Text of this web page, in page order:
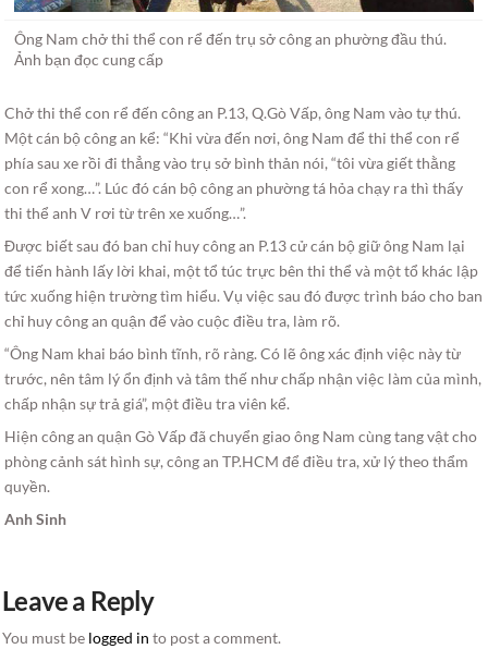
Ông Nam chở thi thể con rể đến trụ sở công an phường đầu thú.
Ảnh bạn đọc cung cấp
Chở thi thể con rể đến công an P.13, Q.Gò Vấp, ông Nam vào tự thú.
Một cán bộ công an kể: “Khi vừa đến nơi, ông Nam để thi thể con rể
phía sau xe rồi đi thẳng vào trụ sở bình thản nói, “tôi vừa giết thằng
con rể xong…”. Lúc đó cán bộ công an phường tá hỏa chạy ra thì thấy
thi thể anh V rơi từ trên xe xuống…”.
Được biết sau đó ban chỉ huy công an P.13 cử cán bộ giữ ông Nam lại
để tiến hành lấy lời khai, một tổ túc trực bên thi thể và một tổ khác lập
tức xuống hiện trường tìm hiểu. Vụ việc sau đó được trình báo cho ban
chỉ huy công an quận để vào cuộc điều tra, làm rõ.
“Ông Nam khai báo bình tĩnh, rõ ràng. Có lẽ ông xác định việc này từ
trước, nên tâm lý ổn định và tâm thế như chấp nhận việc làm của mình,
chấp nhận sự trả giá”, một điều tra viên kể.
Hiện công an quận Gò Vấp đã chuyển giao ông Nam cùng tang vật cho
phòng cảnh sát hình sự, công an TP.HCM để điều tra, xử lý theo thẩm
quyền.
Anh Sinh
Leave a Reply
You must be logged in to post a comment.